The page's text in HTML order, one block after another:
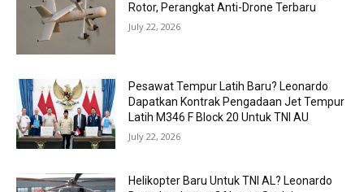
Rotor, Perangkat Anti-Drone Terbaru
July 22, 2026
Pesawat Tempur Latih Baru? Leonardo
Dapatkan Kontrak Pengadaan Jet Tempur
Latih M346 F Block 20 Untuk TNI AU
July 22, 2026
Helikopter Baru Untuk TNI AL? Leonardo